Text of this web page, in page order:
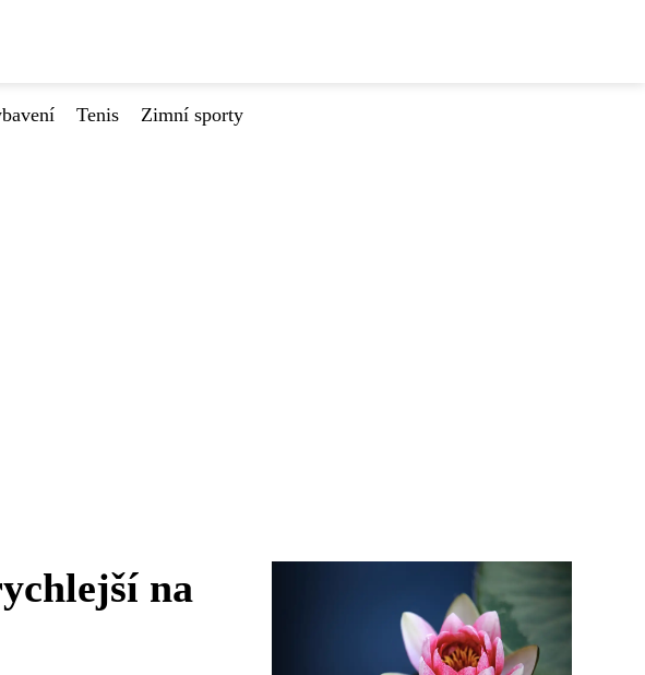
Tenis Zimní sporty
na